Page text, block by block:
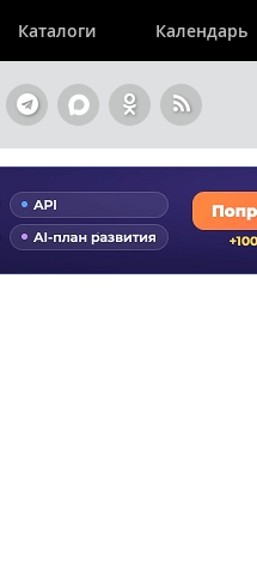
Каталоги Календарь